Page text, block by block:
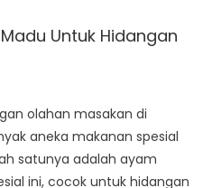
Untuk Hidangan
olahan masakan di
aneka makanan spesial
satunya adalah ayam
ini, cocok untuk hidangan